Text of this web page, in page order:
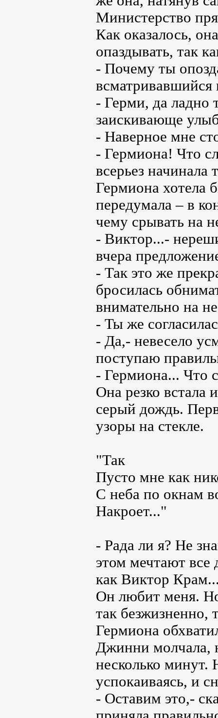
Министерство
Как оказалось,
опаздывать, так
- Почему ты
- Герми, да ладно
заискивающе
- Наверное мне
- Гермиона! Что
всерьез начинала
Гермиона хотела
передумала – в
чему срывать на
- Виктор...-
вчера
- Так это же
бросилась
внимательно на
- Ты же
- Да,- невесело
поступаю
- Гермиона... Что
Она резко встала
серый дождь.
узоры на стекле.
"Так
Пусто мне как
С неба по окнам
Накроет..."
- Рада ли я? Не
этом мечтают все
как Виктор
Он любит меня.
так безжизненно,
Гермиона
Джинни молчала,
несколько минут.
успокаиваясь, и
- Оставим это,-